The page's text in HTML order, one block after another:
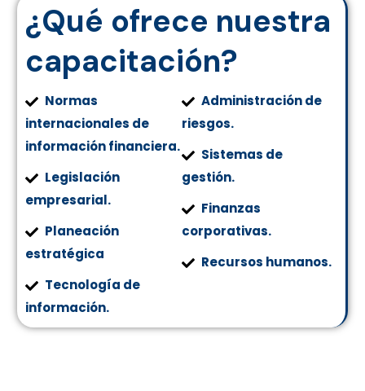
¿Qué ofrece nuestra
capacitación?
Normas
internacionales de
información financiera.
Legislación
empresarial.
Planeación
estratégica
Tecnología de
información.
Administración de
riesgos.
Sistemas de
gestión.
Finanzas
corporativas.
Recursos humanos.